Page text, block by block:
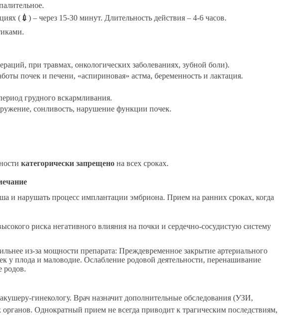
( 💉 ) – через 15-30 минут. Длительность действия – 4-6 часов.
при травмах, онкологических заболеваниях, зубной боли).
почек и печени, «аспириновая» астма, беременность и лактация.
грудного вскармливания.
сонливость, нарушение функции почек.
категорически запрещено на всех сроках.
нарушать процесс имплантации эмбриона. Прием на ранних сроках, когда
риска негативного влияния на почки и сердечно-сосудистую систему
из-за мощности препарата: Преждевременное закрытие артериального
у плода и маловодие. Ослабление родовой деятельности, перенашивание
родов.
гинекологу. Врач назначит дополнительные обследования (УЗИ,
Однократный прием не всегда приводит к трагическим последствиям,